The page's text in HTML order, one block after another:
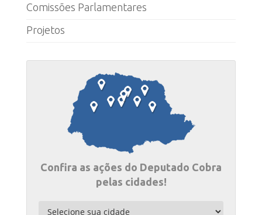
Comissões Parlamentares
Projetos
Confira as ações do Deputado Cobra
pelas cidades!